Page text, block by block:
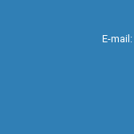
E-mail: